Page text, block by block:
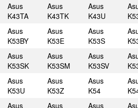
Asus
K43TA
Asus
K43TK
Asus
K43U
Asus
K53BY
Asus
K53E
Asus
K53S
Asus
K53SK
Asus
K53SM
Asus
K53SV
Asus
K53U
Asus
K53Z
Asus
K54
Asus
Asus
Asus